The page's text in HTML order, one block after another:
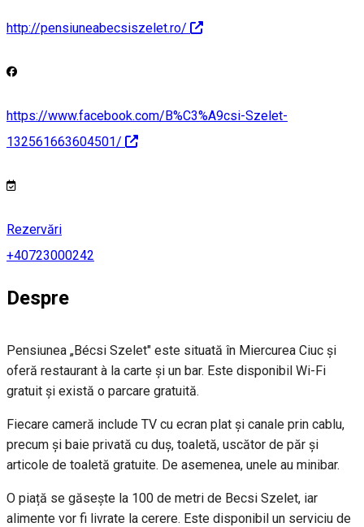
http://pensiuneabecsiszelet.ro/
https://www.facebook.com/B%C3%A9csi-Szelet-
132561663604501/
Rezervări
+40723000242
Despre
Pensiunea „Bécsi Szelet" este situată în Miercurea Ciuc şi
oferă restaurant à la carte și un bar. Este disponibil Wi-Fi
gratuit și există o parcare gratuită.
Fiecare cameră include TV cu ecran plat şi canale prin cablu,
precum și baie privată cu duș, toaletă, uscător de păr și
articole de toaletă gratuite. De asemenea, unele au minibar.
O piață se găseşte la 100 de metri de Becsi Szelet, iar
alimente vor fi livrate la cerere. Este disponibil un serviciu de